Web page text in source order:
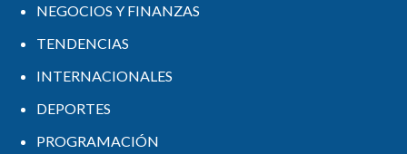
NEGOCIOS Y FINANZAS
TENDENCIAS
INTERNACIONALES
DEPORTES
PROGRAMACIÓN